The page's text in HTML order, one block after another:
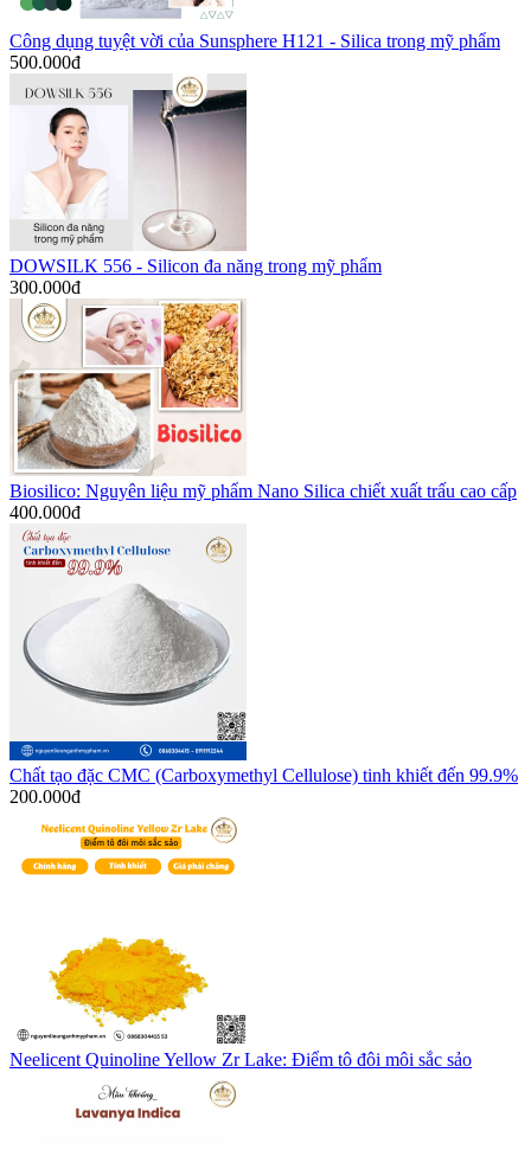
Công dụng tuyệt vời của Sunsphere H121 - Silica trong mỹ phẩm
500.000đ
DOWSILK 556 - Silicon đa năng trong mỹ phẩm
300.000đ
Biosilico: Nguyên liệu mỹ phẩm Nano Silica chiết xuất trấu cao cấp
400.000đ
Chất tạo đặc CMC (Carboxymethyl Cellulose) tinh khiết đến 99.9%
200.000đ
Neelicent Quinoline Yellow Zr Lake: Điểm tô đôi môi sắc sảo